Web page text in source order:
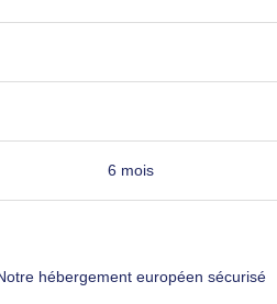
6 mois
hébergement européen sécurisé